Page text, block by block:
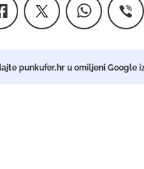
punkufer.hr u omiljeni Google